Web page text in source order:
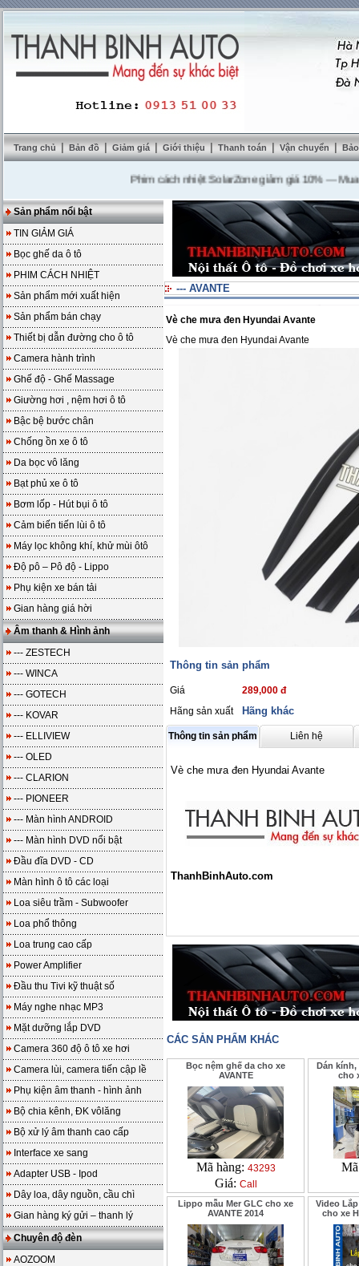
Trang chủ | Bản đồ | Giảm giá | Giới thiệu | Thanh toán | Vận chuyển |
Phim cách nhiệt SolarZone giảm giá 10%---Mua
Sản phẩm nổi bật
TIN GIẢM GIÁ
Bọc ghế da ô tô
PHIM CÁCH NHIỆT
Sản phẩm mới xuất hiện
Sản phẩm bán chạy
Thiết bị dẫn đường cho ô tô
Camera hành trình
Ghế độ - Ghế Massage
Giường hơi , nệm hơi ô tô
Bậc bệ bước chân
Chống ồn xe ô tô
Da bọc vô lăng
Bạt phủ xe ô tô
Bơm lốp - Hút bụi ô tô
Cảm biến tiến lùi ô tô
Máy lọc không khí, khử mùi ôtô
Độ pô – Pô độ - Lippo
Phụ kiện xe bán tải
Gian hàng giá hời
Âm thanh & Hình ảnh
--- ZESTECH
--- WINCA
--- GOTECH
--- KOVAR
--- ELLIVIEW
--- OLED
--- CLARION
--- PIONEER
--- Màn hình ANDROID
--- Màn hình DVD nổi bật
Đầu đĩa DVD - CD
Màn hình ô tô các loại
Loa siêu trầm - Subwoofer
Loa phổ thông
Loa trung cao cấp
Power Amplifier
Đầu thu Tivi kỹ thuật số
Máy nghe nhạc MP3
Mặt dưỡng lắp DVD
Camera 360 độ ô tô xe hơi
Camera lùi, camera tiến cập lề
Phụ kiện âm thanh - hình ảnh
Bộ chia kênh, ĐK vôlăng
Bộ xử lý âm thanh cao cấp
Interface xe sang
Adapter USB - Ipod
Dây loa, dây nguồn, cầu chì
Gian hàng ký gửi – thanh lý
Chuyên độ đèn
AOZOOM
--- AVANTE
Vè che mưa đen Hyundai Avante
Vè che mưa đen Hyundai Avante
Thông tin sản phẩm
Giá
289,000 đ
Hãng sản xuất
Hãng khác
Thông tin sản phẩm Liên hệ
Vè che mưa đen Hyundai Avante
ThanhBinhAuto.com
CÁC SẢN PHẨM KHÁC
Bọc nệm ghế da cho xe
AVANTE
Mã hàng: 43293
Giá: Call
Dán
cho
Lippo mẫu Mer GLC cho xe
AVANTE 2014
Video
cho xe